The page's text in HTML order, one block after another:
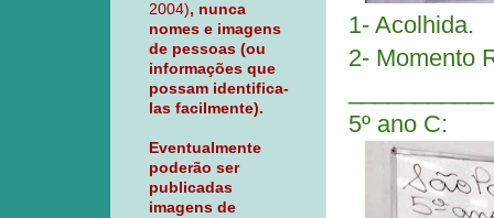
1- Acolhida.
2- Momento
5º ano C:
2004), nunca
nomes e imagens
de pessoas (ou
informações que
possam identifica-
las facilmente).
Eventualmente
poderão ser
publicadas
imagens de